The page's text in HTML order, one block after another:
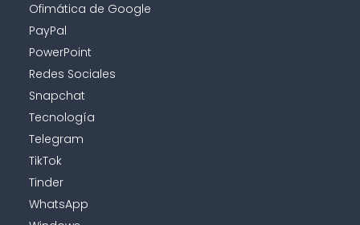
Ofimática de Google
PayPal
PowerPoint
Redes Sociales
Snapchat
Tecnología
Telegram
TikTok
Tinder
WhatsApp